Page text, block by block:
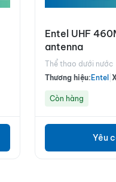
Entel UHF
antenna
Thể thao dưới nước
Thương hiệu: Entel
Còn hàng
Yêu